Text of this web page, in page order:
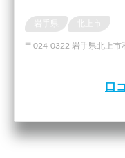
岩手県
〒024-0322 岩手県北上市
口